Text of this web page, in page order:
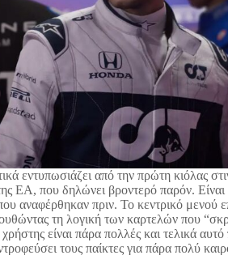
εντυπωσιάζει από την πρώτη κιόλας
EA, που δηλώνει βροντερό παρόν.
αναφέρθηκαν πριν. Το κεντρικό μενού
τη λογική των καρτελών που
είναι πάρα πολλές και τελικά
τους παίκτες για πάρα πολύ